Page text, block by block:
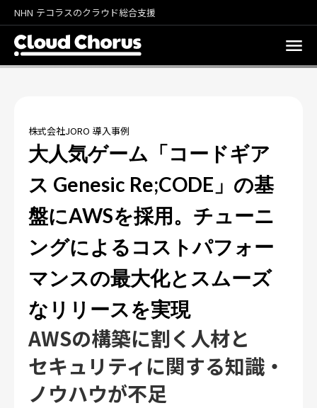
NHN テコラスのクラウド総合支援
株式会社JORO 導入事例
大人気ゲーム「コードギア
ス Genesic Re;CODE」の基
盤にAWSを採用。チューニ
ングによるコストパフォー
マンスの最大化とスムーズ
なリリースを実現
AWSの構築に割く人材と
セキュリティに関する知識・
ノウハウが不足